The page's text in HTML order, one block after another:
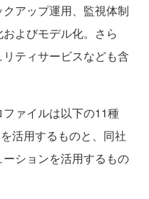
アップ運用、監視体制
よびモデル化。さら
ティサービスなども含
ァイルは以下の11種
活用するものと、同社
ションを活用するもの